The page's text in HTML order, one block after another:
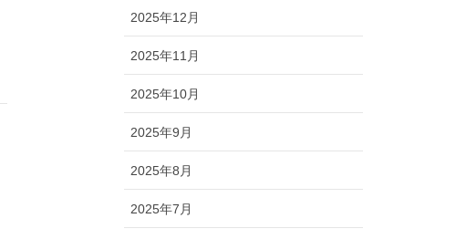
2025年12月
2025年11月
2025年10月
2025年9月
2025年8月
2025年7月